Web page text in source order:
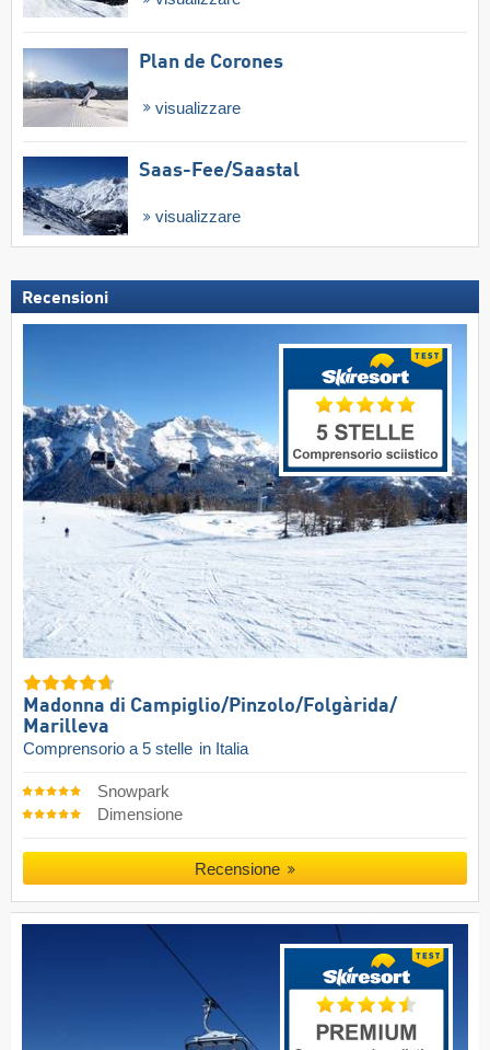
Plan de Corones
visualizzare
Saas-Fee/​Saastal
visualizzare
Recensioni
Madonna di Campiglio/​Pinzolo/​Folgàrida/​
Marilleva
Comprensorio a 5 stelle in Italia
Snowpark
Dimensione
Recensione